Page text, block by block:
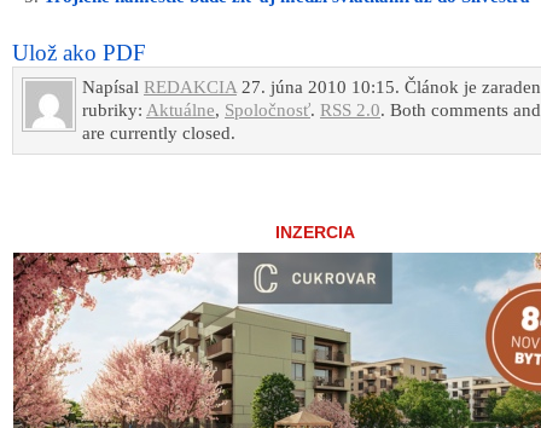
Ulož ako PDF
Napísal REDAKCIA27. júna 2010 10:15. Článok je
rubriky: Aktuálne, Spoločnosť. RSS 2.0. Both comments
are currently closed.
INZERCIA